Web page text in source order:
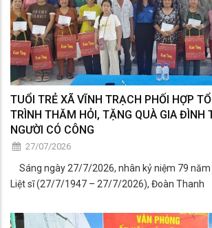
TUỔI TRẺ XÃ VĨNH TRẠCH PHỐI HỢP
TRÌNH THĂM HỎI, TẶNG QUÀ GIA ĐÌNH
NGƯỜI CÓ CÔNG
27/07/2026
Sáng ngày 27/7/2026, nhân kỷ niệm 79
Liệt sĩ (27/7/1947 – 27/7/2026), Đoàn Thanh